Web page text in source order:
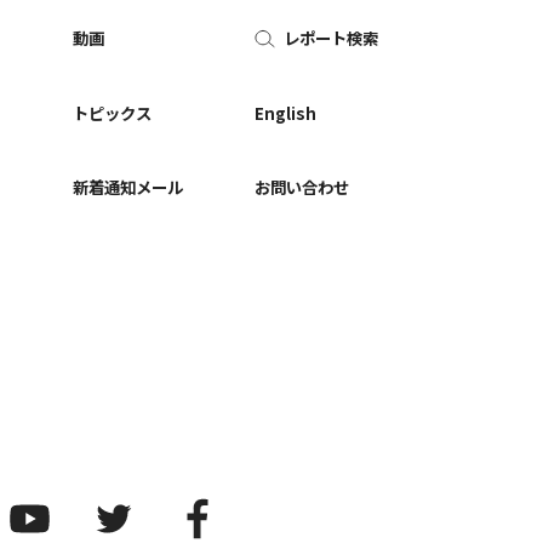
動画
トピックス
新着通知メール
レポート検索
English
お問い合わせ